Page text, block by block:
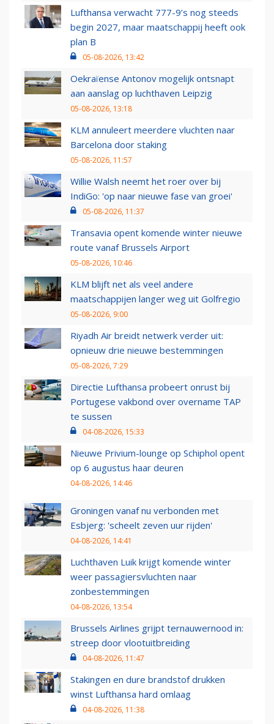
Lufthansa verwacht 777-9’s nog steeds
begin 2027, maar maatschappij heeft ook
plan B
05-08-2026, 13:42
Oekraïense Antonov mogelijk ontsnapt
aan aanslag op luchthaven Leipzig
05-08-2026, 13:18
KLM annuleert meerdere vluchten naar
Barcelona door staking
05-08-2026, 11:57
Willie Walsh neemt het roer over bij
IndiGo: 'op naar nieuwe fase van groei'
05-08-2026, 11:37
Transavia opent komende winter nieuwe
route vanaf Brussels Airport
05-08-2026, 10:46
KLM blijft net als veel andere
maatschappijen langer weg uit Golfregio
05-08-2026, 9:00
Riyadh Air breidt netwerk verder uit:
opnieuw drie nieuwe bestemmingen
05-08-2026, 7:29
Directie Lufthansa probeert onrust bij
Portugese vakbond over overname TAP
te sussen
04-08-2026, 15:33
Nieuwe Privium-lounge op Schiphol opent
op 6 augustus haar deuren
04-08-2026, 14:46
Groningen vanaf nu verbonden met
Esbjerg: 'scheelt zeven uur rijden'
04-08-2026, 14:41
Luchthaven Luik krijgt komende winter
weer passagiersvluchten naar
zonbestemmingen
04-08-2026, 13:54
Brussels Airlines grijpt ternauwernood in:
streep door vlootuitbreiding
04-08-2026, 11:47
Stakingen en dure brandstof drukken
winst Lufthansa hard omlaag
04-08-2026, 11:38